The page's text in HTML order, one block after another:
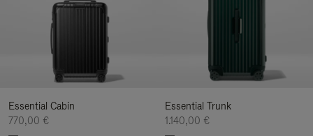
Essential Cabin
770,00 €
Essential Trunk
1.140,00 €